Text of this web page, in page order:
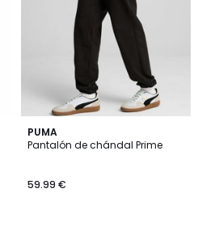
PUMA
Pantalón de chándal Prime
59.99 €
5
/
3
Colores